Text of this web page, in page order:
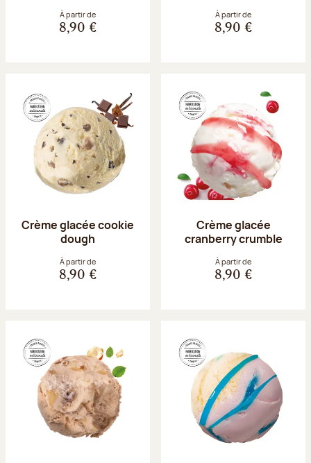
À partir de
8,90 €
À partir de
8,90 €
Crème glacée cookie
dough
À partir de
8,90 €
Crème glacée
cranberry crumble
À partir de
8,90 €